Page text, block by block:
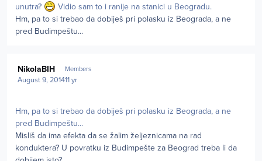
unutra?
Vidio sam to i ranije na stanici u Beogradu.
Hm, pa to si trebao da dobiješ pri polasku iz Beograda, a ne
pred Budimpeštu...
NikolaBIH Members
August 9, 201411 yr
Hm, pa to si trebao da dobiješ pri polasku iz Beograda, a ne
pred Budimpeštu...
Misliš da ima efekta da se žalim željeznicama na rad
konduktera? U povratku iz Budimpešte za Beograd treba li da